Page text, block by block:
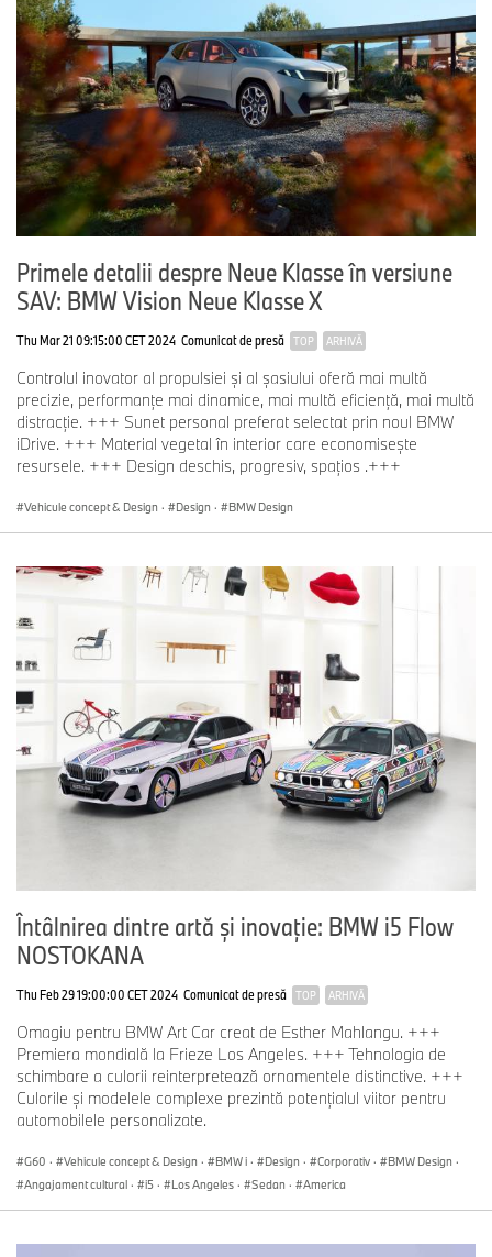
Primele detalii despre Neue Klasse în versiune
SAV: BMW Vision Neue Klasse X
Thu Mar 21 09:15:00 CET 2024 Comunicat de presă TOP ARHIVĂ
Controlul inovator al propulsiei şi al şasiului oferă mai multă
precizie, performanţe mai dinamice, mai multă eficienţă, mai multă
distracţie. +++ Sunet personal preferat selectat prin noul BMW
iDrive. +++ Material vegetal în interior care economiseşte
resursele. +++ Design deschis, progresiv, spaţios .+++
Vehicule concept & Design · Design · BMW Design
Întâlnirea dintre artă şi inovaţie: BMW i5 Flow
NOSTOKANA
Thu Feb 29 19:00:00 CET 2024 Comunicat de presă TOP ARHIVĂ
Omagiu pentru BMW Art Car creat de Esther Mahlangu. +++
Premiera mondială la Frieze Los Angeles. +++ Tehnologia de
schimbare a culorii reinterpretează ornamentele distinctive. +++
Culorile şi modelele complexe prezintă potenţialul viitor pentru
automobilele personalizate.
G60 · Vehicule concept & Design · BMW i · Design · Corporativ · BMW Design ·
Angajament cultural · i5 · Los Angeles · Sedan · America